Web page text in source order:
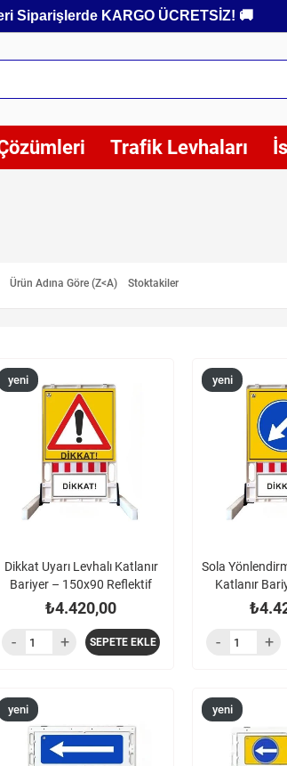
Siparişlerde KARGO ÜCRETSİZ! 🚚
Trafik Levhaları
Ürün Adına Göre (Z<A) Stoktakiler
Dikkat Uyarı Levhalı Katlanır
Bariyer – 150x90 Reflektif
₺4.420,00
yeni
SEPETE EKLE
Sola
Katlanır
yeni
yeni
yeni
ürün